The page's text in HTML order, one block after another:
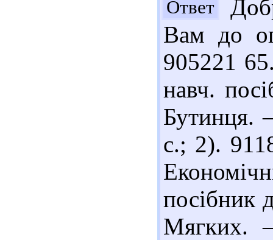
Ответ
Вам до
905221
навч.
Бутинця.
с.; 2).
посібник
Мягких.